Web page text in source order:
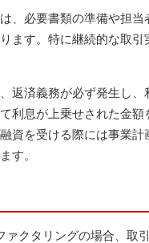
、必要書類の準備や担
ます。特に継続的な取
返済義務が必ず発生し
利息が上乗せされた金
資を受ける際には事業
す。
クタリングの場合、取